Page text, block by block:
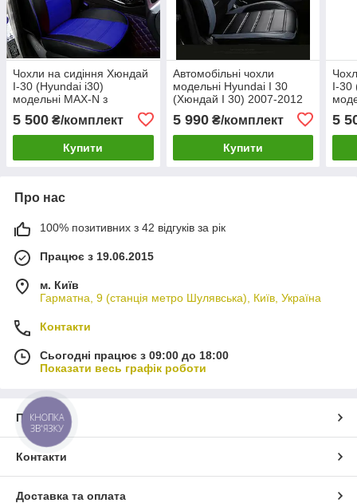
Чохли на сидіння Хюндай
І-30 (Hyundai i30)
модельні MAX-N з
5 500 ₴/комплект
Купити
Автомобільні чохли
модельні Hyundai I 30
(Хюндай І 30) 2007-2012
MAX-L екошкіра хетчбек
5 990₴/комплект
Купити
І-
5
Про нас
100% позитивних з 42 відгуків за рік
Працює з 19.06.2015
м. Київ
Гарматна, 9 (станція метро Шулявська), Київ, Україна
Контакти
Сьогодні працює з 09:00 до 18:00
Показати весь графік роботи
Про нас
Контакти
Доставка та оплата
КНОПКА
ЗВ'ЯЗКУ